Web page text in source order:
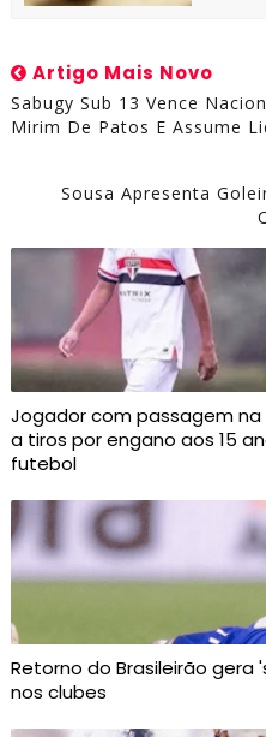
Artigo Mais Novo
Sabugy Sub 13 Vence
Mirim De Patos E Assume
Sousa Apresenta
Jogador com passagem
a tiros por engano aos 15
futebol
Retorno do Brasileirão
nos clubes